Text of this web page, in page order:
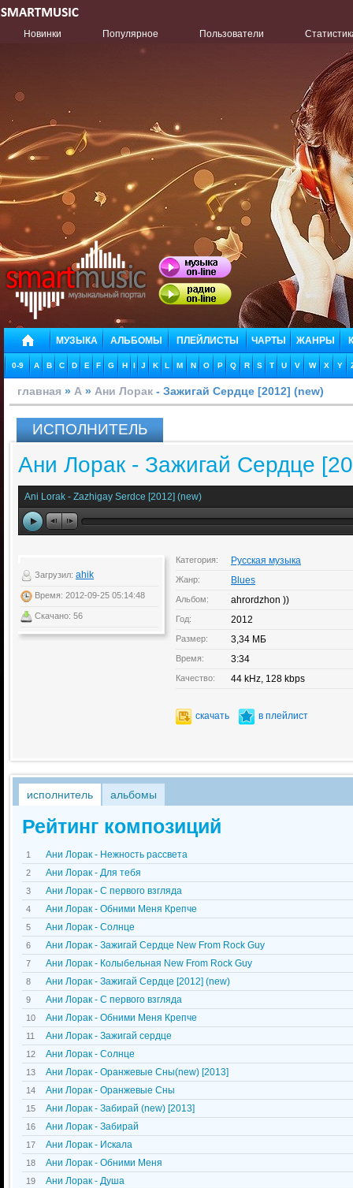
Новинки Популярное Пользователи
МУЗЫКА АЛЬБОМЫ ПЛЕЙЛИСТЫ ЧАРТЫ ЖАНРЫ
0-9 A B C D E F G H I J K L M N O P Q R S T U V W X Y
главная » А » Ани Лорак - Зажигай Сердце [2012] (new)
ИСПОЛНИТЕЛЬ
Ани Лорак - Зажигай Сердце
Ani Lorak - Zazhigay Serdce [2012] (new)
Загрузил: ahik
Время: 2012-09-25 05:14:48
Скачано: 56
Категория: Русская музыка
Жанр: Blues
Альбом: ahrordzhon ))
Год: 2012
Размер: 3,34 МБ
Время: 3:34
Качество: 44 kHz, 128 kbps
скачать в плейлист
исполнитель альбомы
Рейтинг композиций
1 Ани Лорак - Нежность рассвета
2 Ани Лорак - Для тебя
3 Ани Лорак - С первого взгляда
4 Ани Лорак - Обними Меня Крепче
5 Ани Лорак - Солнце
6 Ани Лорак - Зажигай Сердце New From Rock Guy
7 Ани Лорак - Колыбельная New From Rock Guy
8 Ани Лорак - Зажигай Сердце [2012] (new)
9 Ани Лорак - С первого взгляда
10 Ани Лорак - Обними Меня Крепче
11 Ани Лорак - Зажигай сердце
12 Ани Лорак - Солнце
13 Ани Лорак - Оранжевые Сны(new) [2013]
14 Ани Лорак - Оранжевые Сны
15 Ани Лорак - Забирай (new) [2013]
16 Ани Лорак - Забирай
17 Ани Лорак - Искала
18 Ани Лорак - Обними Меня
19 Ани Лорак - Душа